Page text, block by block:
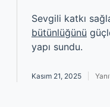
Sevgili katkı
bütünlüğünü
yapı sundu.
Kasım 21, 2025